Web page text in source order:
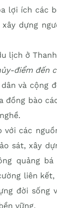
lợi ích các
dựng
điểm đến
và cộng
đồng bào
các
sát, xây
quảng
liên
đời sống
vững.